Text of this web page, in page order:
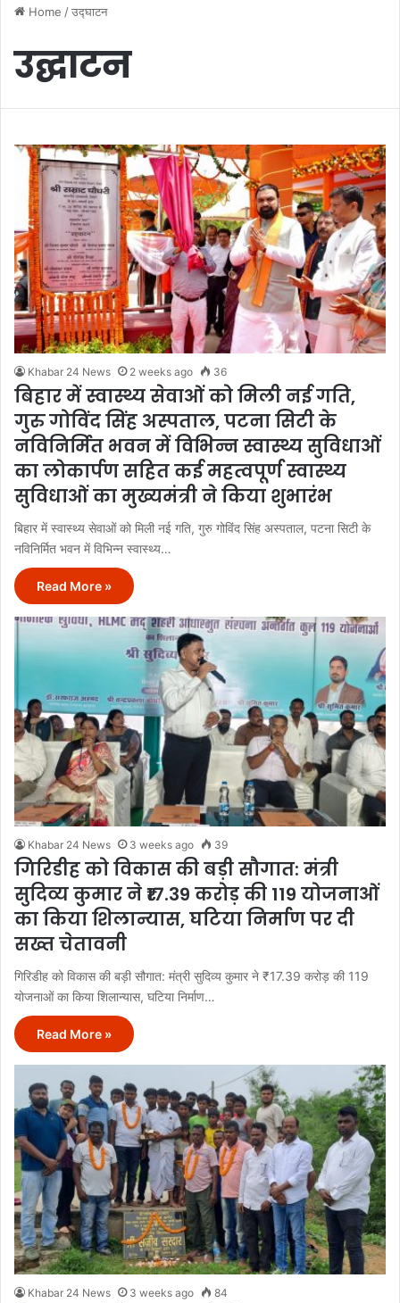
Home /उद्घाटन
उद्घाटन
Khabar 24 News 2 weeks ago 36
बिहार में स्वास्थ्य सेवाओं को मिली नई गति,
गुरु गोविंद सिंह अस्पताल, पटना सिटी के
नविनिर्मित भवन में विभिन्न स्वास्थ्य सुविधाओं
का लोकार्पण सहित कई महत्वपूर्ण स्वास्थ्य
सुविधाओं का मुख्यमंत्री ने किया शुभारंभ
बिहार में स्वास्थ्य सेवाओं को मिली नई गति, गुरु गोविंद सिंह अस्पताल, पटना सिटी के
नविनिर्मित भवन में विभिन्न स्वास्थ्य…
Read More »
Khabar 24 News 3 weeks ago 39
गिरिडीह को विकास की बड़ी सौगात: मंत्री
सुदिव्य कुमार ने ₹17.39 करोड़ की 119 योजनाओं
का किया शिलान्यास, घटिया निर्माण पर दी
सख्त चेतावनी
गिरिडीह को विकास की बड़ी सौगात: मंत्री सुदिव्य कुमार ने ₹17.39 करोड़ की 119
योजनाओं का किया शिलान्यास, घटिया निर्माण…
Read More »
Khabar 24 News 3 weeks ago 84